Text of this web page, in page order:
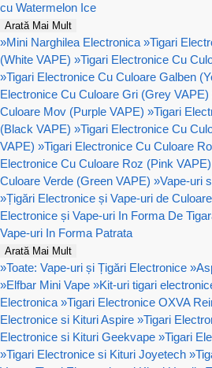
cu Watermelon Ice
Arată Mai Mult
»Mini Narghilea Electronica »Tigari
(White VAPE) »Tigari Electronice Cu
»Tigari Electronice Cu Culoare Galben
Electronice Cu Culoare Gri (Grey VAPE)
Culoare Mov (Purple VAPE) »Tigari
(Black VAPE) »Tigari Electronice Cu
VAPE) »Tigari Electronice Cu Culoare
Electronice Cu Culoare Roz (Pink VAPE)
Culoare Verde (Green VAPE) »Vape-uri
»Țigări Electronice și Vape-uri de
Electronice și Vape-uri In Forma De
Vape-uri In Forma Patrata
Arată Mai Mult
»Toate: Vape-uri și Țigări Electronice »
»Elfbar Mini Vape »Kit-uri tigari
Electronica »Tigari Electronice OXVA
Electronice si Kituri Aspire »Tigari
Electronice si Kituri Geekvape »Tigari
»Tigari Electronice si Kituri Joyetech »